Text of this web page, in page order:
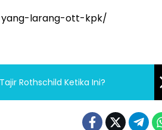
yang-larang-ott-kpk/
Rothschild Ketika Ini?